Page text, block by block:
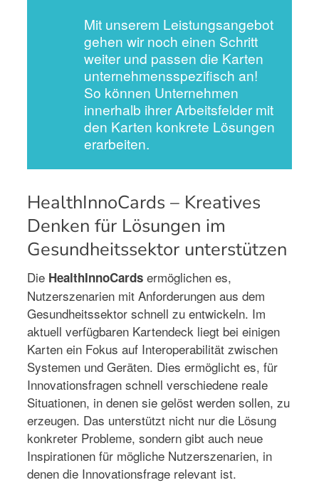
Mit unserem Leistungsangebot
gehen wir noch einen Schritt
weiter und passen die Karten
unternehmensspezifisch an!
So können Unternehmen
innerhalb ihrer Arbeitsfelder mit
den Karten konkrete Lösungen
erarbeiten.
HealthInnoCards – Kreatives
Denken für Lösungen im
Gesundheitssektor unterstützen
Die HealthInnoCards ermöglichen es,
Nutzerszenarien mit Anforderungen aus dem
Gesundheitssektor schnell zu entwickeln. Im
aktuell verfügbaren Kartendeck liegt bei einigen
Karten ein Fokus auf Interoperabilität zwischen
Systemen und Geräten. Dies ermöglicht es, für
Innovationsfragen schnell verschiedene reale
Situationen, in denen sie gelöst werden sollen, zu
erzeugen. Das unterstützt nicht nur die Lösung
konkreter Probleme, sondern gibt auch neue
Inspirationen für mögliche Nutzerszenarien, in
denen die Innovationsfrage relevant ist.